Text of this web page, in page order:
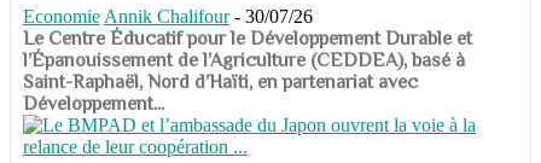
Economie Annik Chalifour - 30/07/26
​​​​​​​Le Centre Éducatif pour le Développement Durable et
l’Épanouissement de l’Agriculture (CEDDEA), basé à
Saint-Raphaël, Nord d’Haïti, en partenariat avec
Développement...